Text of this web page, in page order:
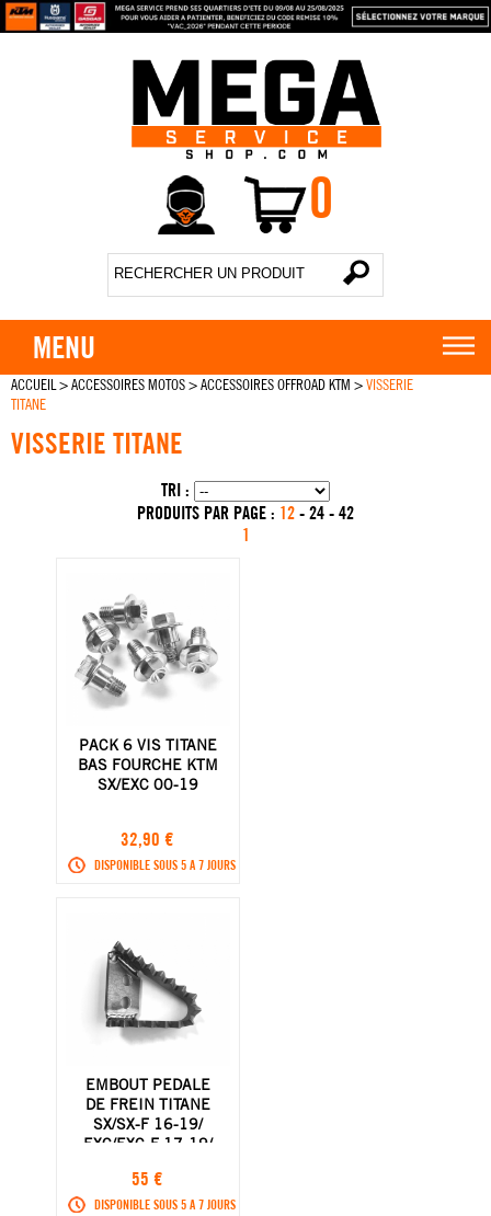
0
MENU
ACCUEIL>ACCESSOIRES MOTOS>ACCESSOIRES OFFROAD KTM >VISSERIE
TITANE
VISSERIE TITANE
TRI :
PRODUITS PAR PAGE : 12 - 24 - 42
1
PACK 6 VIS TITANE
BAS FOURCHE KTM
SX/EXC 00-19
32,90 €
DISPONIBLE SOUS 5 A 7 JOURS
EMBOUT PEDALE
DE FREIN TITANE
SX/SX-F 16-19/
EXC/EXC-F 17-19/
SX/EXC 00-19
55 €
DISPONIBLE SOUS 5 A 7 JOURS